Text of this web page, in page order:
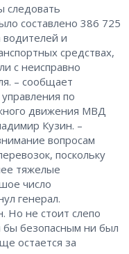
следовать
составлено 386 725
и
средствах,
с неисправно
– сообщает
по
движения МВД
Кузин. –
вопросам
поскольку
тяжелые
число
генерал.
Но не стоит слепо
бы безопасным ни был
остается за